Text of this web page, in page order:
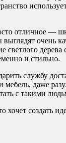
отличное —
выглядят очень
светлого
и стильно.
службу
мебель, даже
с такими
хочет создать